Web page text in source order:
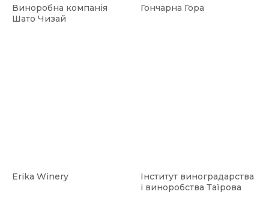
Виноробна компанія
Шато Чизай
Гончарна Гора
Erika Winery
Інститут виноградарства
і виноробства Таїрова